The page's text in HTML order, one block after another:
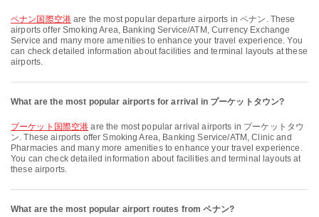
ペナン国際空港are the most popular departure airports in ペナン. These
airports offer Smoking Area, Banking Service/ATM, Currency Exchange
Service and many more amenities to enhance your travel experience. You
can check detailed information about facilities and terminal layouts at these
airports.
What are the most popular airports for arrival in プーケットタウン?
プーケット国際空港 are the most popular arrival airports in プーケットタウ
ン. These airports offer Smoking Area, Banking Service/ATM, Clinic and
Pharmacies and many more amenities to enhance your travel experience.
You can check detailed information about facilities and terminal layouts at
these airports.
What are the most popular airport routes from ペナン?